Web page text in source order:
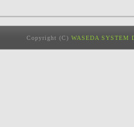
Copyright (C) WASEDA SYSTEM